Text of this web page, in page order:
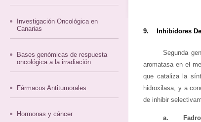
Investigación Oncológica en
Canarias
Bases genómicas de respuesta
oncológica a la irradiación
Fármacos Antitumorales
Hormonas y cáncer
9. Inhibidores De
Segunda
aromatasa en el
que cataliza la
hidroxilasa, y a
de inhibir
a.